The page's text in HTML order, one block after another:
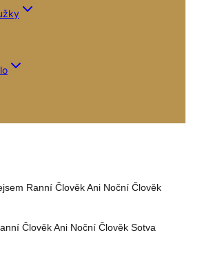
Ranní Člověk Ani Noční Člověk